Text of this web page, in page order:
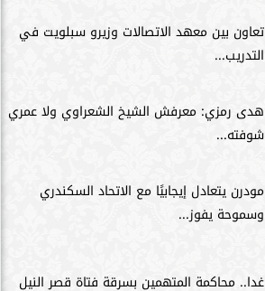
تعاون بين معهد الاتصالات وزيرو سبلويت في
التدريب...
هدى رمزي: معرفش الشيخ الشعراوي ولا عمري
شوفته...
مودرن يتعادل إيجابيًا مع الاتحاد السكندري
وسموحة يفوز...
غدا.. محاكمة المتهمين بسرقة فتاة قصر النيل